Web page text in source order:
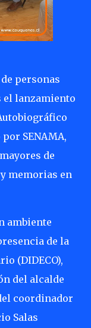
personas
el lanzamiento
SENAMA,
de
memorias en
ambiente
de la
(DIDECO),
del alcalde
coordinador
Salas